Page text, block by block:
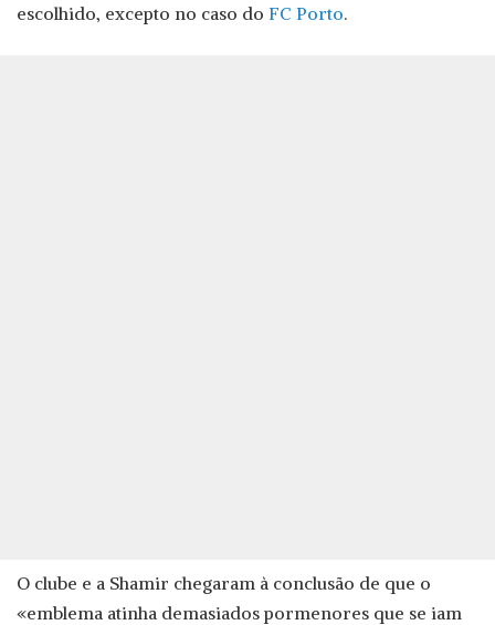
escolhido, excepto no caso do FC Porto.
O clube e a Shamir chegaram à conclusão de que o
«emblema atinha demasiados pormenores que se iam